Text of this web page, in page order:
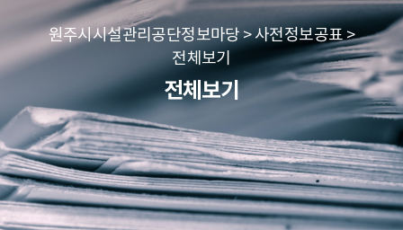
리
공
단
원주시시설관리공단정보마당 > 사전정보공표 >
전체보기
전체보기